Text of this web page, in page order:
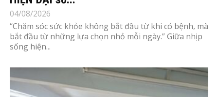
04/08/2026
“Chăm sóc sức khỏe không bắt đầu từ khi có bệnh, mà
bắt đầu từ những lựa chọn nhỏ mỗi ngày.” Giữa nhịp
sống hiện...